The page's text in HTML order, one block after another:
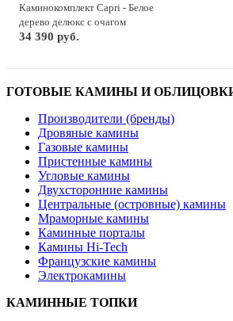
Каминокомплект Capri - Белое
дерево делюкс с очагом
Majestic FX Black
34 390 руб.
ГОТОВЫЕ КАМИНЫ И
Производители (бренды)
Дровяные камины
Газовые камины
Пристенные камины
Угловые камины
Двухсторонние камины
Центральные (островные) камины
Мраморные камины
Каминные порталы
Камины Hi-Tech
Французские камины
Электрокамины
КАМИННЫЕ ТОПКИ